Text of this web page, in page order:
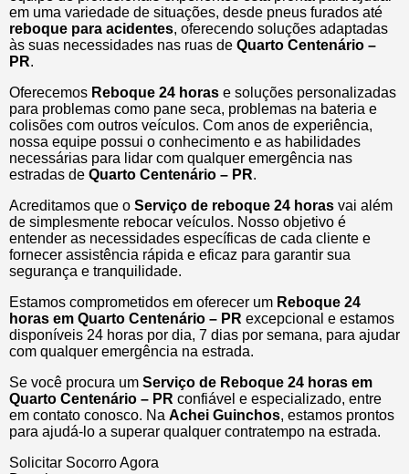
em uma variedade de situações, desde pneus furados até
reboque para acidentes, oferecendo soluções adaptadas
às suas necessidades nas ruas de Quarto Centenário –
PR.
Oferecemos Reboque 24 horas e soluções personalizadas
para problemas como pane seca, problemas na bateria e
colisões com outros veículos. Com anos de experiência,
nossa equipe possui o conhecimento e as habilidades
necessárias para lidar com qualquer emergência nas
estradas de Quarto Centenário – PR.
Acreditamos que o Serviço de reboque 24 horas vai além
de simplesmente rebocar veículos. Nosso objetivo é
entender as necessidades específicas de cada cliente e
fornecer assistência rápida e eficaz para garantir sua
segurança e tranquilidade.
Estamos comprometidos em oferecer um Reboque 24
horas em Quarto Centenário – PR excepcional e estamos
disponíveis 24 horas por dia, 7 dias por semana, para ajudar
com qualquer emergência na estrada.
Se você procura um Serviço de Reboque 24 horas em
Quarto Centenário – PR confiável e especializado, entre
em contato conosco. Na Achei Guinchos, estamos prontos
para ajudá-lo a superar qualquer contratempo na estrada.
Solicitar Socorro Agora